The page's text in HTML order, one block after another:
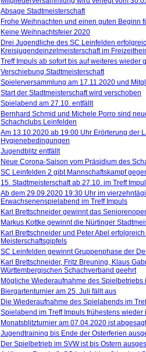
Absage Stadtmeisterschaft
Frohe Weihnachten und einen guten Beginn
Keine Weihnachtsfeier 2020
Drei Jugendliche des SC Leinfelden
Kreisjugendeinzelmeisterschaft im
Treff Impuls ab sofort bis auf weiteres wieder
Verschiebung Stadtmeisterschaft
Spielerversammlung am 17.11.2020 und
Start der Stadtmeisterschaft wird verschoben
Spielabend am 27.10. entfällt
Bernhard Schmid und Michele Porro sind
Schachclubs Leinfelden
Am 13.10.2020 ab 19:00 Uhr Erörterung der
Hygienebedingungen
Jugendblitz entfällt
Neue Corona-Saison vom Präsidium des
SC Leinfelden 2 gibt Mannschaftskampf
15. Stadtmeisterschaft ab 27.10. im Treff
Ab dem 29.09.2020 19:30 Uhr im
Erwachsenenspielabend im Treff Impuls
Karl Brettschneider gewinnt das
Markus Kottke gewinnt die Nürtinger
Karl Brettschneider und Peter Abel
Meisterschaftsgipfels
SC Leinfelden gewinnt Gruppenphase der
Karl Brettschneider, Fritz Breuning, Klaus
Württembergischen Schachverband geehrt
Mögliche Wiederaufnahme des Spielbetriebs
Biergartenturnier am 25. Juli fällt aus
Die Wiederaufnahme des Spielabends im
Spielabend im Treff Impuls frühestens wieder
Monatsblitzturnier am 07.04.2020 ist abgesagt
Jugendtraining bis Ende der Osterferien
Der Spielbetrieb im SVW ist bis Ostern